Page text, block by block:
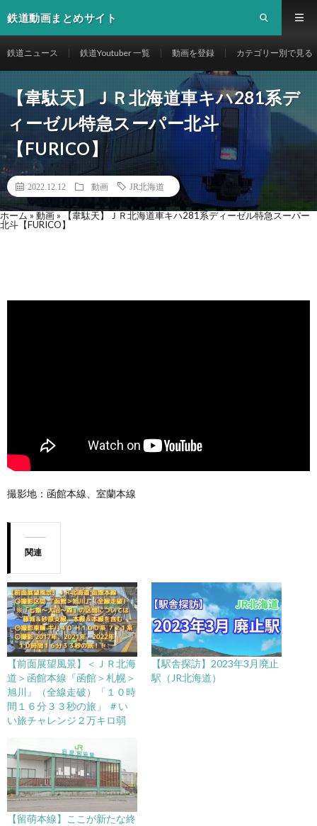
鉄道動画まとめサイト
鉄道ニュース 鉄道Youtuber 一覧 動画を登録 カテゴリー別で見る
【韋駄天】ＪＲ北海道車キハ281系デ
ィーゼル特急スーパー北斗
【FURICO】
2022.12.12 動画 JR北海道
ホーム » 動画 » 【韋駄天】ＪＲ北海道車キハ281系ディーゼル特急スーパー
北斗【FURICO】
撮影地：函館本線、室蘭本線
関連
【前面展望風景】＜ＪＲ北海
道＞函館本線『函館＞札幌＞
旭川』（全線走破）「１０時
間１６分３３秒の旅」 ＃い
い旅チャレンジ２万キロ弱
【駅舎探訪】2023年3月廃止
駅（JR北海道）
【留萌本線】ここが新たな終